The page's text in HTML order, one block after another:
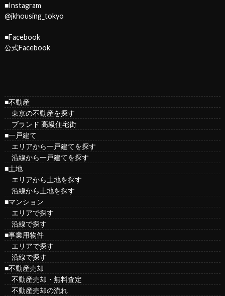
■Instagram
@jkhousing_tokyo
■Facebook
公式Facebook
■不動産
東京の不動産を探す
ブランド 高級住宅街
■一戸建て
エリアから一戸建てを探す
沿線から一戸建てを探す
■土地
エリアから土地を探す
沿線から土地を探す
■マンション
エリアで探す
沿線で探す
■事業用物件
エリアで探す
沿線で探す
■不動産売却
不動産売却・無料査定
不動産売却の流れ